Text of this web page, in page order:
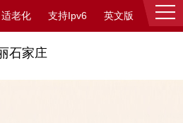
适老化 支持Ipv6 英文版 登录
石家庄